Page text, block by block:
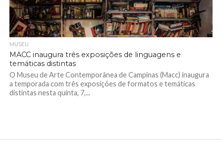
MUSEU
MACC inaugura três exposições de linguagens e
temáticas distintas
O Museu de Arte Contemporânea de Campinas (Macc) inaugura
a temporada com três exposições de formatos e temáticas
distintas nesta quinta, 7,...